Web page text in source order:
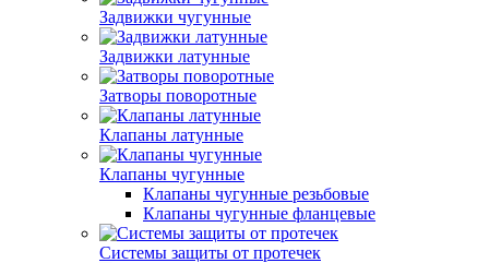
Задвижки чугунные
Задвижки латунные
Затворы поворотные
Клапаны латунные
Клапаны чугунные
Клапаны чугунные резьбовые
Клапаны чугунные фланцевые
Системы защиты от протечек